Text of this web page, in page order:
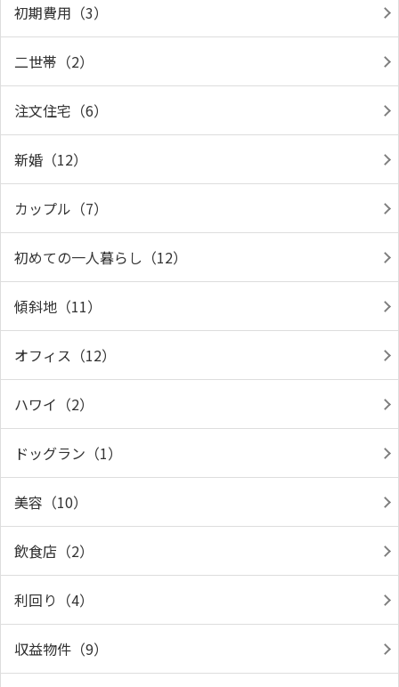
初期費用（3）
二世帯（2）
注文住宅（6）
新婚（12）
カップル（7）
初めての一人暮らし（12）
傾斜地（11）
オフィス（12）
ハワイ（2）
ドッグラン（1）
美容（10）
飲食店（2）
利回り（4）
収益物件（9）